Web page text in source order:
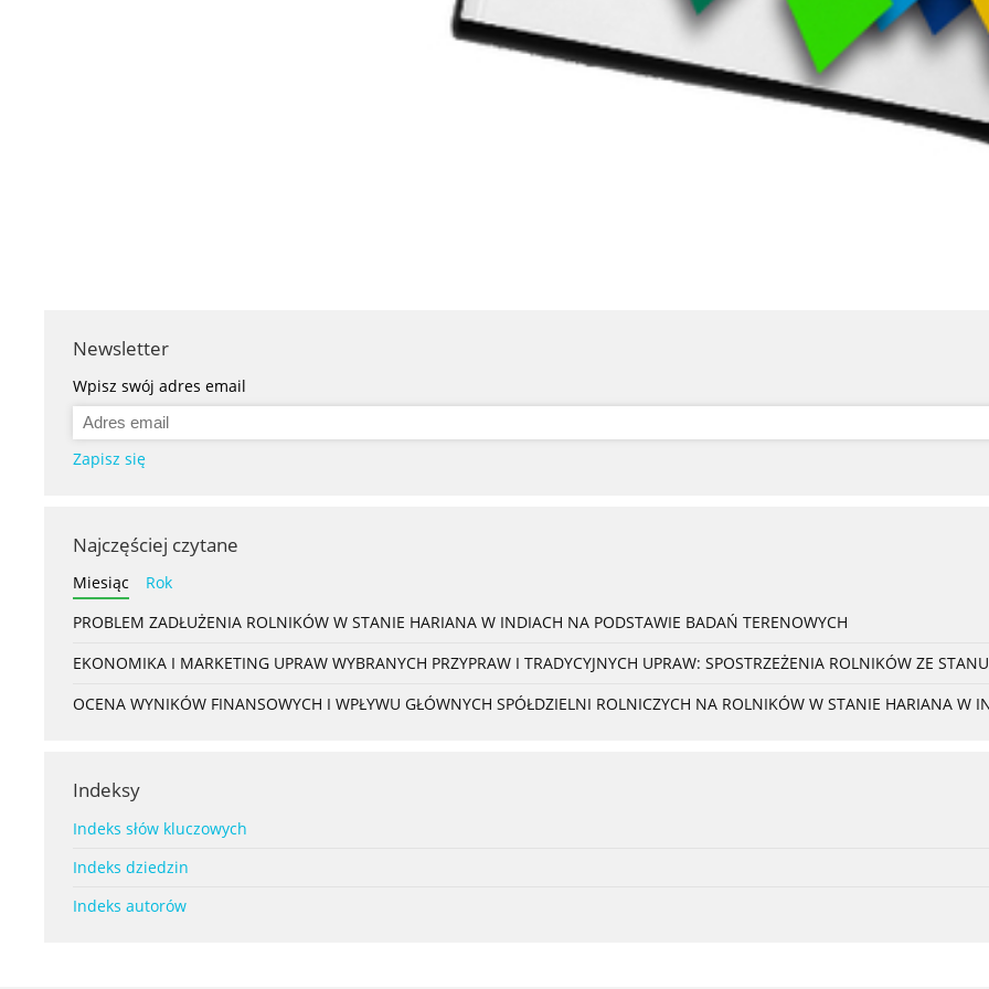
Newsletter
Wpisz swój adres email
Zapisz się
Najczęściej czytane
Miesiąc
Rok
PROBLEM ZADŁUŻENIA ROLNIKÓW W STANIE HARIANA W INDIACH NA PODSTAWIE BADAŃ TERENOWYCH
EKONOMIKA I MARKETING UPRAW WYBRANYCH PRZYPRAW I TRADYCYJNYCH UPRAW: SPOSTRZEŻENIA ROLNIKÓW ZE
OCENA WYNIKÓW FINANSOWYCH I WPŁYWU GŁÓWNYCH SPÓŁDZIELNI ROLNICZYCH NA ROLNIKÓW W STANIE HARIANA W
Indeksy
Indeks słów kluczowych
Indeks dziedzin
Indeks autorów